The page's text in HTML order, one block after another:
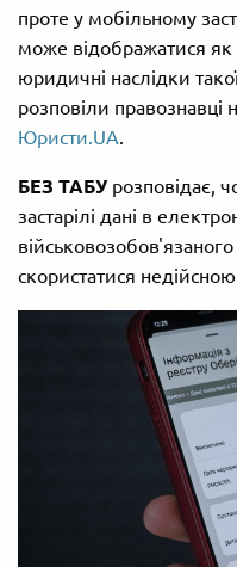
проте у мобільному
може відображатися
юридичні наслідки
розповіли правознавці
Юристи.UA.
БЕЗ ТАБУрозповідає,
застарілі дані в
скористатися